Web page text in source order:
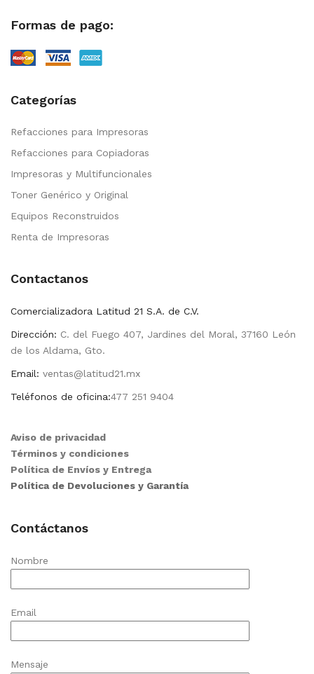
Formas de pago:
Categorías
Refacciones para Impresoras
Refacciones para Copiadoras
Impresoras y Multifuncionales
Toner Genérico y Original
Equipos Reconstruidos
Renta de Impresoras
Contactanos
Comercializadora Latitud 21 S.A. de C.V.
Dirección: C. del Fuego 407, Jardines del Moral, 37160 León
de los Aldama, Gto.
Email: ventas@latitud21.mx
Teléfonos de oficina:477 251 9404
Aviso de privacidad
Términos y condiciones
Política de Envíos y Entrega
Política de Devoluciones y Garantía
Contáctanos
Nombre
Email
Mensaje